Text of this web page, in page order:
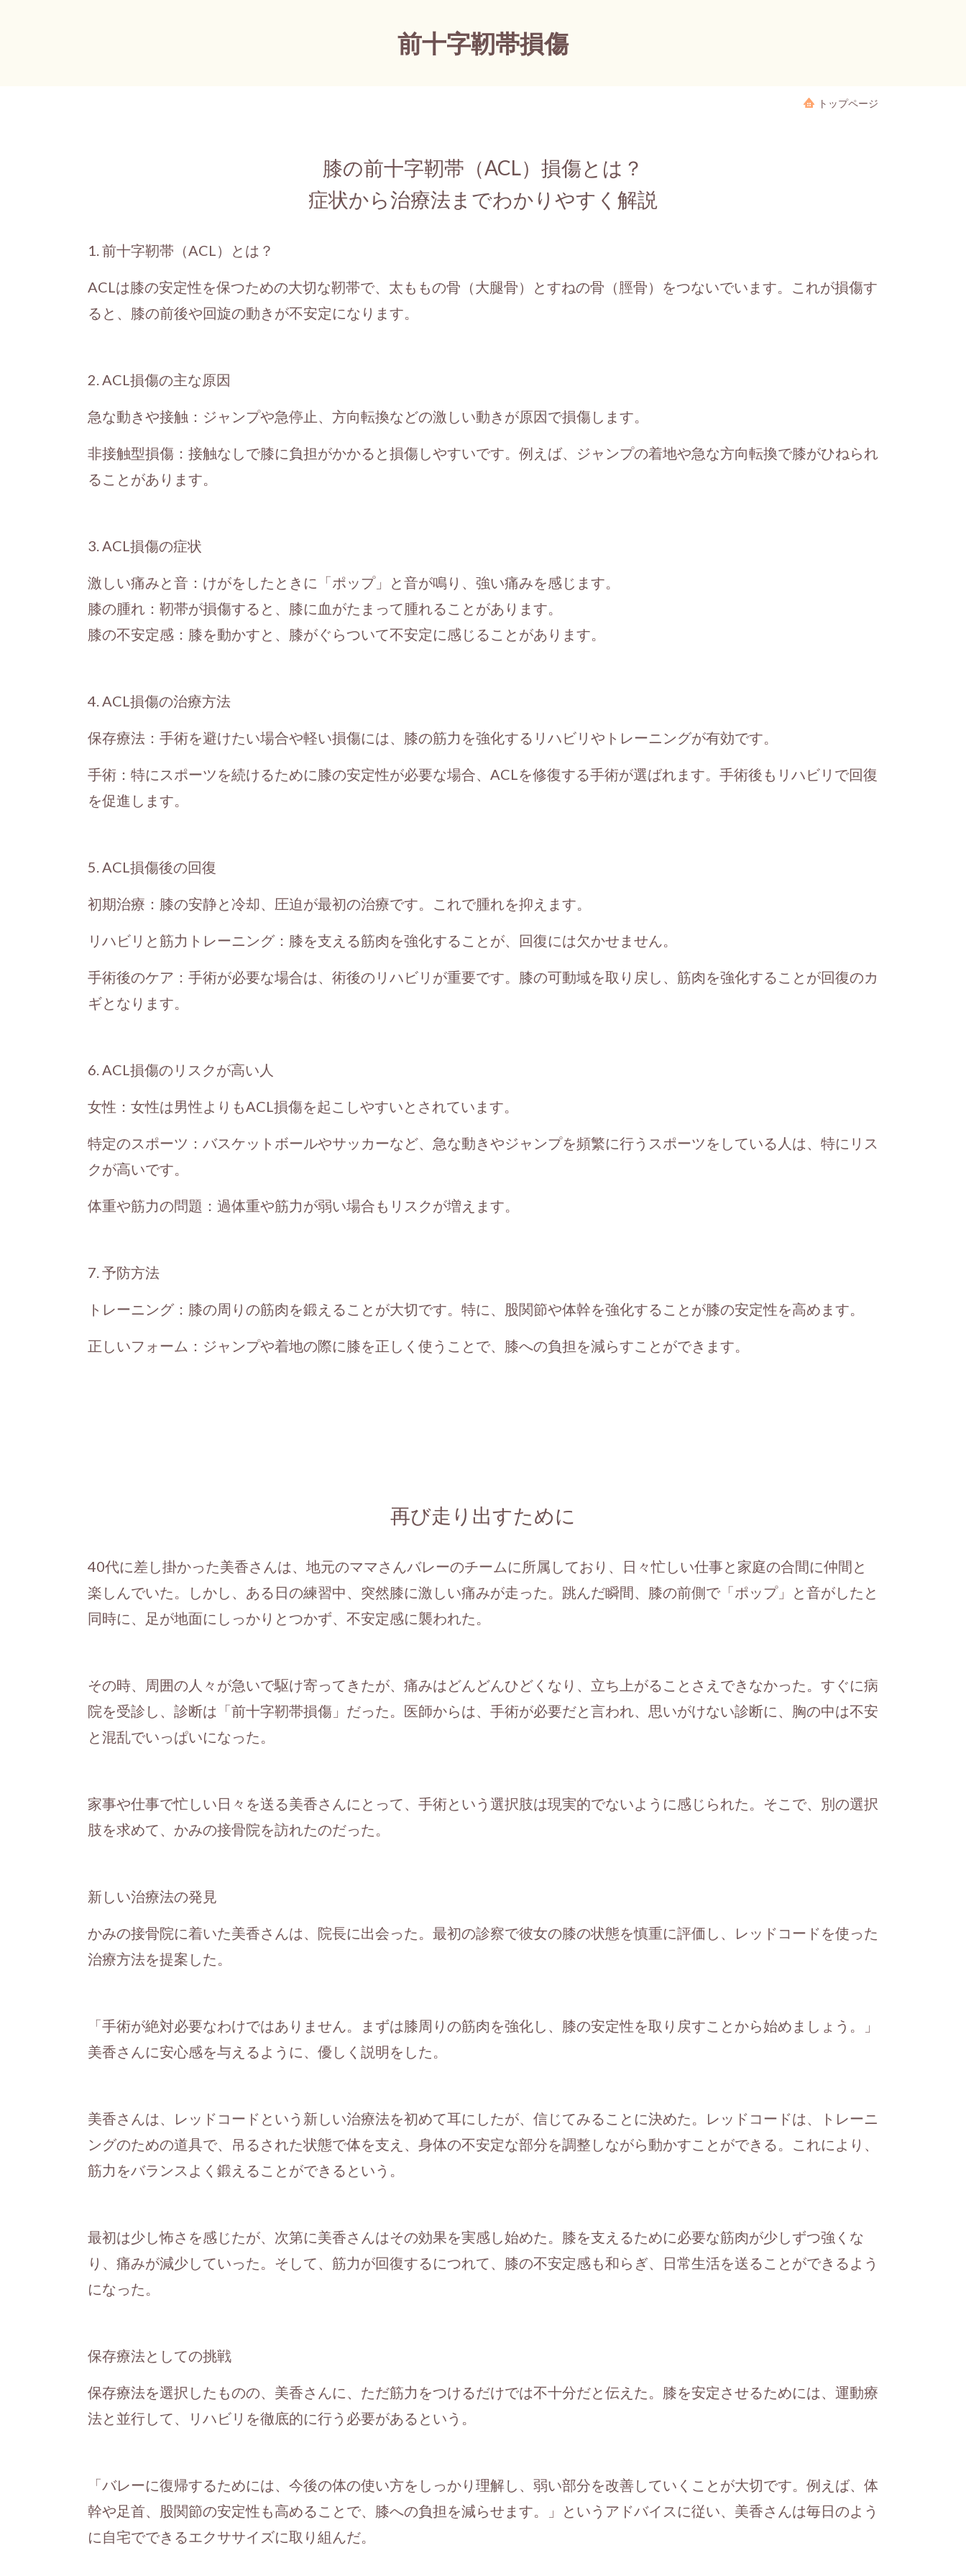
前十字靭帯損傷
トップページ
膝の前十字靭帯（ACL）損傷とは？
症状から治療法までわかりやすく解説
1. 前十字靭帯（ACL）とは？
ACLは膝の安定性を保つための大切な靭帯で、太ももの骨（大腿骨）とすねの骨（脛骨）をつないでいます。これが損傷す
ると、膝の前後や回旋の動きが不安定になります。
2. ACL損傷の主な原因
急な動きや接触：ジャンプや急停止、方向転換などの激しい動きが原因で損傷します。
非接触型損傷：接触なしで膝に負担がかかると損傷しやすいです。例えば、ジャンプの着地や急な方向転換で膝がひねられ
ることがあります。
3. ACL損傷の症状
激しい痛みと音：けがをしたときに「ポップ」と音が鳴り、強い痛みを感じます。
膝の腫れ：靭帯が損傷すると、膝に血がたまって腫れることがあります。
膝の不安定感：膝を動かすと、膝がぐらついて不安定に感じることがあります。
4. ACL損傷の治療方法
保存療法：手術を避けたい場合や軽い損傷には、膝の筋力を強化するリハビリやトレーニングが有効です。
手術：特にスポーツを続けるために膝の安定性が必要な場合、ACLを修復する手術が選ばれます。手術後もリハビリで回復
を促進します。
5. ACL損傷後の回復
初期治療：膝の安静と冷却、圧迫が最初の治療です。これで腫れを抑えます。
リハビリと筋力トレーニング：膝を支える筋肉を強化することが、回復には欠かせません。
手術後のケア：手術が必要な場合は、術後のリハビリが重要です。膝の可動域を取り戻し、筋肉を強化することが回復のカ
ギとなります。
6. ACL損傷のリスクが高い人
女性：女性は男性よりもACL損傷を起こしやすいとされています。
特定のスポーツ：バスケットボールやサッカーなど、急な動きやジャンプを頻繁に行うスポーツをしている人は、特にリス
クが高いです。
体重や筋力の問題：過体重や筋力が弱い場合もリスクが増えます。
7. 予防方法
トレーニング：膝の周りの筋肉を鍛えることが大切です。特に、股関節や体幹を強化することが膝の安定性を高めます。
正しいフォーム：ジャンプや着地の際に膝を正しく使うことで、膝への負担を減らすことができます。
再び走り出すために
40代に差し掛かった美香さんは、地元のママさんバレーのチームに所属しており、日々忙しい仕事と家庭の合間に仲間と
楽しんでいた。しかし、ある日の練習中、突然膝に激しい痛みが走った。跳んだ瞬間、膝の前側で「ポップ」と音がしたと
同時に、足が地面にしっかりとつかず、不安定感に襲われた。
その時、周囲の人々が急いで駆け寄ってきたが、痛みはどんどんひどくなり、立ち上がることさえできなかった。すぐに病
院を受診し、診断は「前十字靭帯損傷」だった。医師からは、手術が必要だと言われ、思いがけない診断に、胸の中は不安
と混乱でいっぱいになった。
家事や仕事で忙しい日々を送る美香さんにとって、手術という選択肢は現実的でないように感じられた。そこで、別の選択
肢を求めて、かみの接骨院を訪れたのだった。
新しい治療法の発見
かみの接骨院に着いた美香さんは、院長に出会った。最初の診察で彼女の膝の状態を慎重に評価し、レッドコードを使った
治療方法を提案した。
「手術が絶対必要なわけではありません。まずは膝周りの筋肉を強化し、膝の安定性を取り戻すことから始めましょう。」
美香さんに安心感を与えるように、優しく説明をした。
美香さんは、レッドコードという新しい治療法を初めて耳にしたが、信じてみることに決めた。レッドコードは、トレーニ
ングのための道具で、吊るされた状態で体を支え、身体の不安定な部分を調整しながら動かすことができる。これにより、
筋力をバランスよく鍛えることができるという。
最初は少し怖さを感じたが、次第に美香さんはその効果を実感し始めた。膝を支えるために必要な筋肉が少しずつ強くな
り、痛みが減少していった。そして、筋力が回復するにつれて、膝の不安定感も和らぎ、日常生活を送ることができるよう
になった。
保存療法としての挑戦
保存療法を選択したものの、美香さんに、ただ筋力をつけるだけでは不十分だと伝えた。膝を安定させるためには、運動療
法と並行して、リハビリを徹底的に行う必要があるという。
「バレーに復帰するためには、今後の体の使い方をしっかり理解し、弱い部分を改善していくことが大切です。例えば、体
幹や足首、股関節の安定性も高めることで、膝への負担を減らせます。」というアドバイスに従い、美香さんは毎日のよう
に自宅でできるエクササイズに取り組んだ。